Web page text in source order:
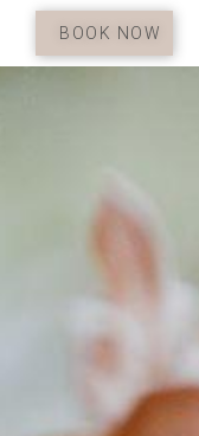
BOOK NOW